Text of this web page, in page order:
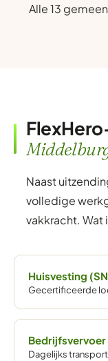
Alle 13
Naast
volledige
vakkracht. Wat
Huisvesting
Gecertificeerde
Bedrijfsvervoer
Dagelijks